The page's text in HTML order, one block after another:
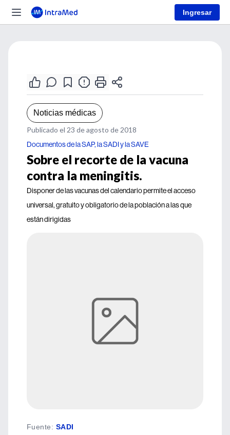
Ingresar
Noticias médicas
Publicado el 23 de agosto de 2018
Documentos de la SAP, la SADI y la SAVE
Sobre el recorte de la vacuna
contra la meningitis.
Disponer de las vacunas del calendario permite el acceso
universal, gratuito y obligatorio de la población a las que
están dirigidas
Fuente: SADI